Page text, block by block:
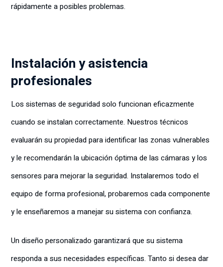
rápidamente a posibles problemas.
Instalación y asistencia
profesionales
Los sistemas de seguridad solo funcionan eficazmente
cuando se instalan correctamente. Nuestros técnicos
evaluarán su propiedad para identificar las zonas vulnerables
y le recomendarán la ubicación óptima de las cámaras y los
sensores para mejorar la seguridad. Instalaremos todo el
equipo de forma profesional, probaremos cada componente
y le enseñaremos a manejar su sistema con confianza.
Un diseño personalizado garantizará que su sistema
responda a sus necesidades específicas. Tanto si desea dar